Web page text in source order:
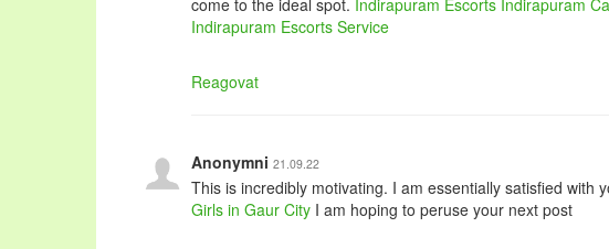
come to the ideal spot. Indirapuram Escorts Indirapuram
Indirapuram Escorts Service
Reagovat
Anonymni 21.09.22
This is incredibly motivating. I am essentially satisfied with
Girls in Gaur City I am hoping to peruse your next post